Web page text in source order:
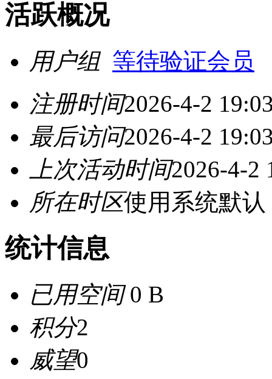
活跃概况
用户组 等待验证会员
注册时间2026-4-2
最后访问2026-4-2
上次活动时间2026-4-2
所在时区使用系统默认
统计信息
已用空间0 B
积分2
威望0